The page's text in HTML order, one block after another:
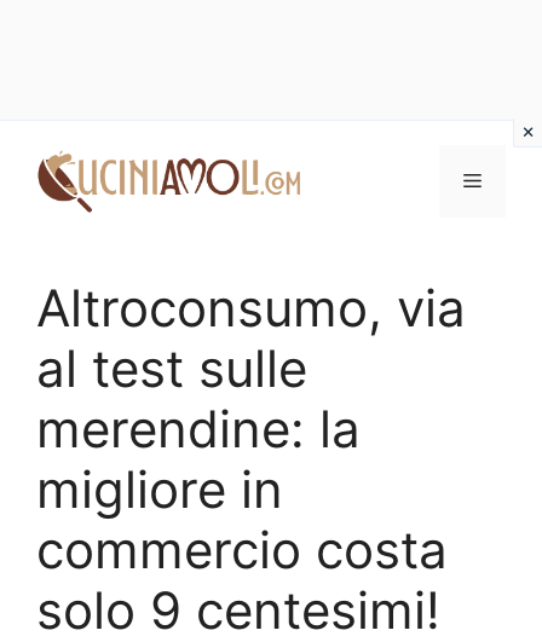
contenuto
Menu
Altroconsumo, via
al test sulle
merendine: la
migliore in
commercio costa
solo 9 centesimi!